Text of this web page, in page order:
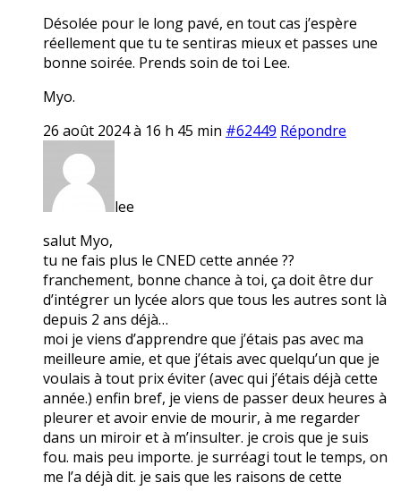
Désolée pour le long pavé, en tout cas j’espère
réellement que tu te sentiras mieux et passes une
bonne soirée. Prends soin de toi Lee.
Myo.
26 août 2024 à 16 h 45 min #62449 Répondre
lee
salut Myo,
tu ne fais plus le CNED cette année ??
franchement, bonne chance à toi, ça doit être dur
d’intégrer un lycée alors que tous les autres sont là
depuis 2 ans déjà…
moi je viens d’apprendre que j’étais pas avec ma
meilleure amie, et que j’étais avec quelqu’un que je
voulais à tout prix éviter (avec qui j’étais déjà cette
année.) enfin bref, je viens de passer deux heures à
pleurer et avoir envie de mourir, à me regarder
dans un miroir et à m’insulter. je crois que je suis
fou. mais peu importe. je surréagi tout le temps, on
me l’a déjà dit. je sais que les raisons de cette